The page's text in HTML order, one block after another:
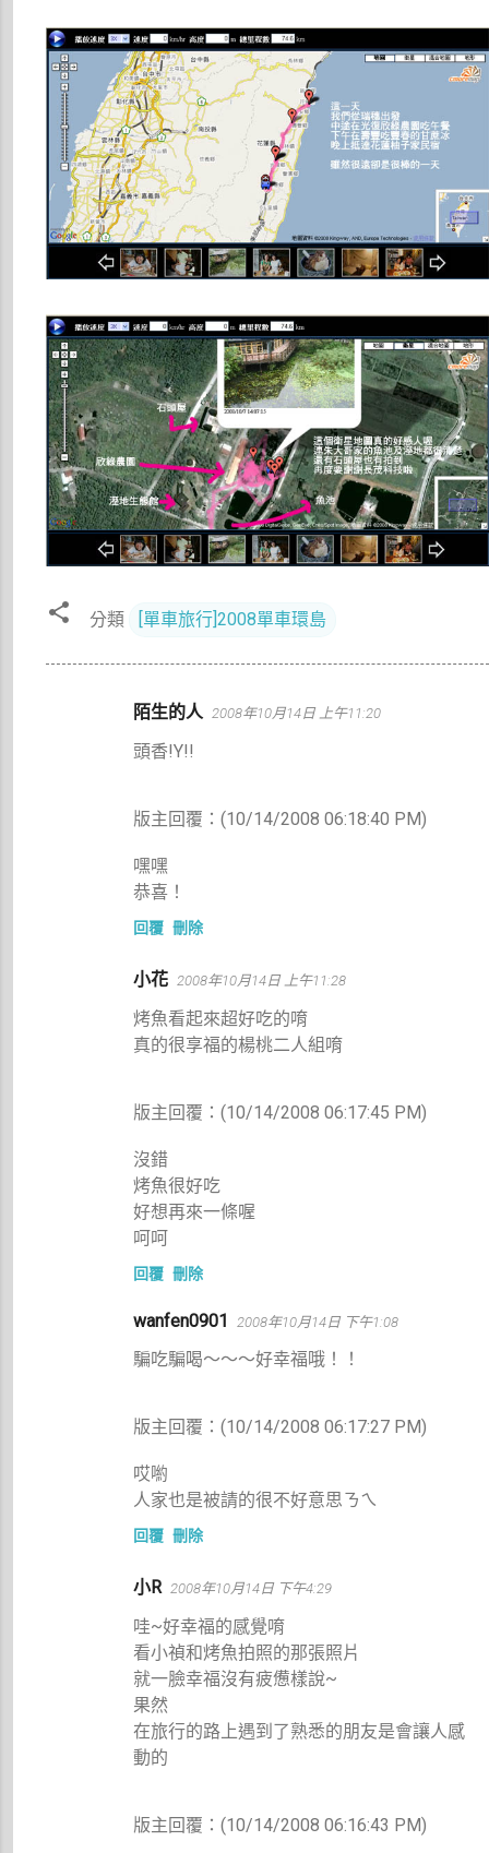
分類 [單車旅行]2008單車環島
陌生的人 2008年10月14日 上午11:20
頭香!Y!!
版主回覆：(10/14/2008 06:18:40 PM)
嘿嘿
恭喜！
回覆 刪除
小花 2008年10月14日 上午11:28
烤魚看起來超好吃的唷
真的很享福的楊桃二人組唷
版主回覆：(10/14/2008 06:17:45 PM)
沒錯
烤魚很好吃
好想再來一條喔
呵呵
回覆 刪除
wanfen0901 2008年10月14日 下午1:08
騙吃騙喝～～～好幸福哦！！
版主回覆：(10/14/2008 06:17:27 PM)
哎喲
人家也是被請的很不好意思ㄋㄟ
回覆 刪除
小R 2008年10月14日 下午4:29
哇~好幸福的感覺唷
看小禎和烤魚拍照的那張照片
就一臉幸福沒有疲憊樣說~
果然
在旅行的路上遇到了熟悉的朋友是會讓人感
動的
版主回覆：(10/14/2008 06:16:43 PM)